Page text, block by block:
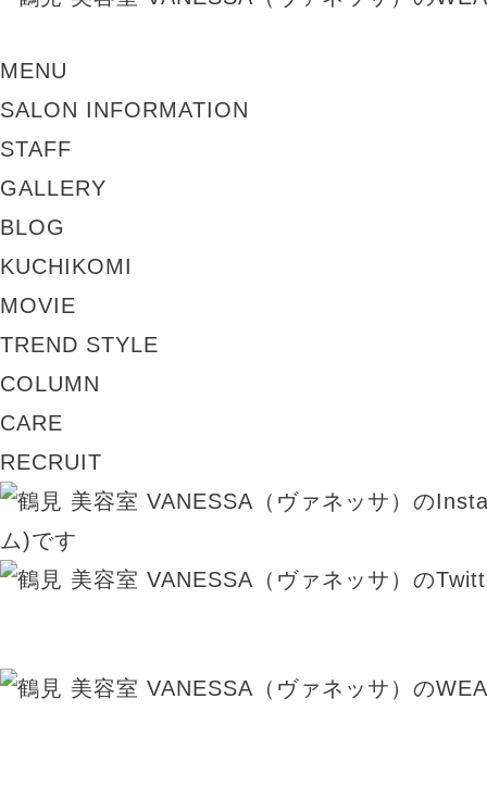
MENU
SALON INFORMATION
STAFF
GALLERY
BLOG
KUCHIKOMI
MOVIE
TREND STYLE
COLUMN
CARE
RECRUIT